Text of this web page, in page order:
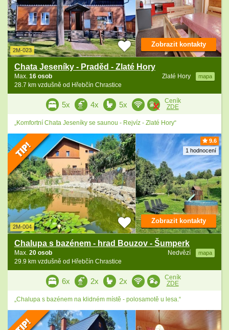
2M-023
Chata Jeseníky - Praděd - Zlaté Hory
Zlaté Hory mapa
Max. 16 osob
28.7 km vzdušně od Hřebčín Chrastice
Zobrazit kontakty
5x 4x 5x
Ceník
ZDE
„Komfortní Chata Jeseníky se saunou - Rejvíz - Zlaté Hory“
9.6
1 hodnocení
2M-004
Chalupa s bazénem - hrad Bouzov - Šumperk
Nedvězí mapa
Max. 20 osob
29.9 km vzdušně od Hřebčín Chrastice
Zobrazit kontakty
6x 2x 2x
Ceník
ZDE
„Chalupa s bazénem na klidném místě - polosamotě u lesa.“